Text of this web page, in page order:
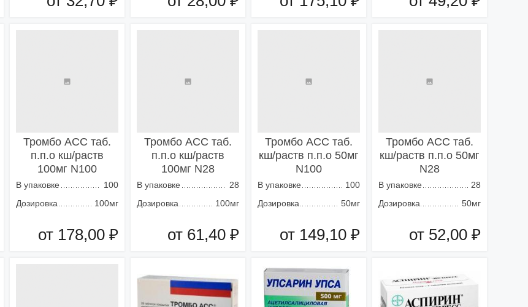
Тромбо АСС таб.
п.п.о кш/раств
100мг N100
В упаковке
100
Дозировка
100мг
от 178,00 ₽
Тромбо АСС таб.
п.п.о кш/раств
100мг N28
В упаковке
28
Дозировка
100мг
от 61,40 ₽
Тромбо АСС таб.
кш/раств п.п.о 50мг
N100
В упаковке
100
Дозировка
50мг
от 149,10 ₽
Тромбо АСС таб.
кш/раств п.п.о 50мг
N28
В упаковке
28
Дозировка
50мг
от 52,00 ₽